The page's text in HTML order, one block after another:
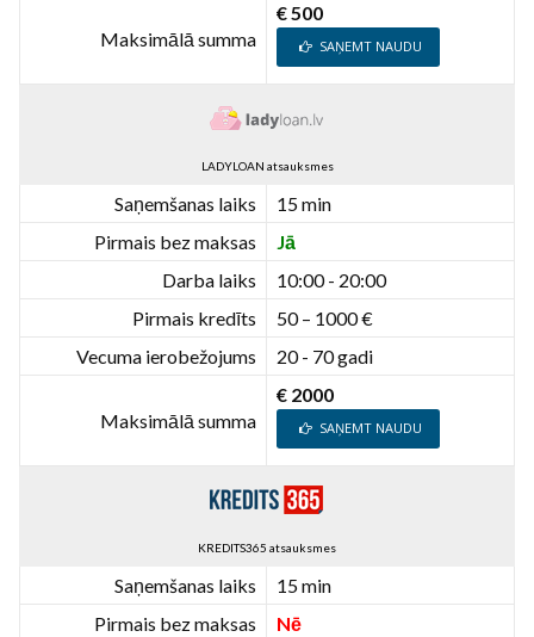
Maksimālā summa
€ 500
SAŅEMT NAUDU
LADYLOAN atsauksmes
Saņemšanas laiks
15 min
Pirmais bez maksas
Jā
Darba laiks
10:00 - 20:00
Pirmais kredīts
50 – 1000 €
Vecuma ierobežojums
20 - 70 gadi
Maksimālā summa
€ 2000
SAŅEMT NAUDU
KREDITS365 atsauksmes
Saņemšanas laiks
15 min
Pirmais bez maksas
Nē